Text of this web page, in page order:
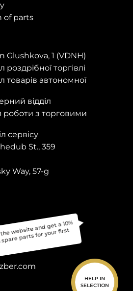
HELP IN
SELECTION
of parts
Glushkova, 1 (VDNH)
роздрібної торгівлі
товарів автономної
відділ
роботи з торговими
сервісу
St., 359
Way, 57-g
website and get a 10%
parts for your first